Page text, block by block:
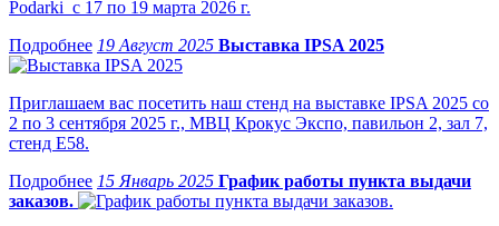
Podarki с 17 по 19 марта 2026 г.
19 Август 2025 Выставка IPSA 2025
Приглашаем вас посетить наш стенд на выставке IPSA 2025 со
2 по 3 сентября 2025 г., МВЦ Крокус Экспо, павильон 2, зал 7,
стенд Е58.
15 Январь 2025 График работы пункта выдачи
заказов.